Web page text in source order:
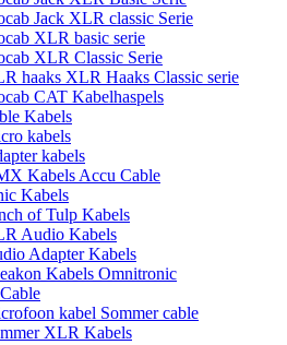
Jack XLR classic Serie
XLR basic serie
XLR Classic Serie
haaks XLR Haaks Classic serie
CAT Kabelhaspels
Kabels
kabels
kabels
Kabels Accu Cable
Kabels
of Tulp Kabels
Audio Kabels
Adapter Kabels
Kabels Omnitronic
kabel Sommer cable
XLR Kabels